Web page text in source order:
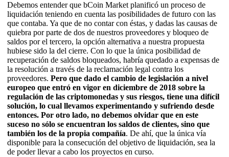
Debemos entender que bCoin Market planificó un proceso de
liquidación teniendo en cuenta las posibilidades de futuro con las
que contaba. Ya que de no contar con éstas, y dadas las causas de
quiebra por parte de dos de nuestros proveedores y bloqueo de
saldos por el tercero, la opción alternativa a nuestra propuesta
hubiese sido la del cierre. Con lo que la única posibilidad de
recuperación de saldos bloqueados, habría quedado a expensas de
la resolución a través de la reclamación legal contra los
proveedores. Pero que dado el cambio de legislación a nivel
europeo que entró en vigor en diciembre de 2018 sobre la
regulación de las criptomonedas y sus riesgos, tiene una difícil
solución, lo cual llevamos experimentando y sufriendo desde
entonces. Por otro lado, no debemos olvidar que en este
suceso no sólo se encuentran los saldos de clientes, sino que
también los de la propia compañía. De ahí, que la única vía
disponible para la consecución del objetivo de liquidación, sea la
de poder llevar a cabo los proyectos en curso.